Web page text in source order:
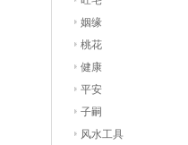
姻缘
桃花
健康
平安
子嗣
风水工具